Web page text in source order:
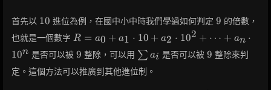
首先以 10
10 進位為例，在國中小中時我們學過如何判定 9
9 的倍數，
也就是一個數字 R =
a_0 +
a_1
\cdot
R = a0 + a1 ⋅ 10 + a2 ⋅ 102 + ⋯ + an ⋅
10n 是否可以被 9
9 整除，可以用 \sum
a_i
∑ ai 是否可以被 9
9 整除來判
定。這個方法可以推廣到其他進位制。